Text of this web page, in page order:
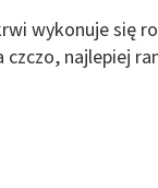
wykonuje się
czczo, najlepiej